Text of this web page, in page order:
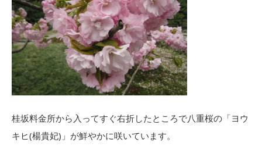
桂坂料金所から入ってすぐ右折したところで八重桜の「ヨウ
キヒ(楊貴妃)」が鮮やかに咲いています。